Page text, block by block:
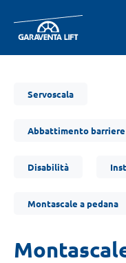
Servoscala
Abbattimento
Disabilità
Montascale a pedana